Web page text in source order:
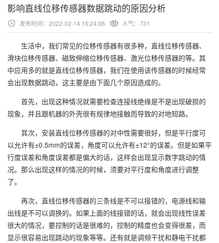
影响直线位移传感器数据跳动的原因分析
发布时间：2022-02-14 16:24:06 人气：731
生活中，我们常见的位移传感器有很多种，直线位移传感器、
滑块位移传感器、磁致伸缩位移传感器、激光位移传感器的等。其
中应用多的就是直线位移传感器，我们在使用该传感器的时候经常
会出现数据跳动，这主要是由下面几个原因造成的。
首先，出现这种情况就需要检查连接线绝缘是不是出现破损的
现象，并且跟机器的外壳很有规律地接触而导致的对地短路。
其次，安装直线位移传感器的对中性需要很好，但是平行度可
以允许有±0.5mm的误差，角度可以允许有±12°的误差。但是如果平
行度误差和角度误差都是偏大的话，这样会出现显示数字跳动的情
况。那么出现这样的情况的时候，须要对平行度和角度进行调整
了。
再次，直线位移传感器的三条线是不可以接错的，电源线和输
出线是不可以调换的。如果上面的线接错的话，就会出现线性误差
很大的情况，要控制的话是很难的，控制的精度也会变得很差，而
显示很容易出现跳动的现象等等。还有就是调频干扰和静电干扰都